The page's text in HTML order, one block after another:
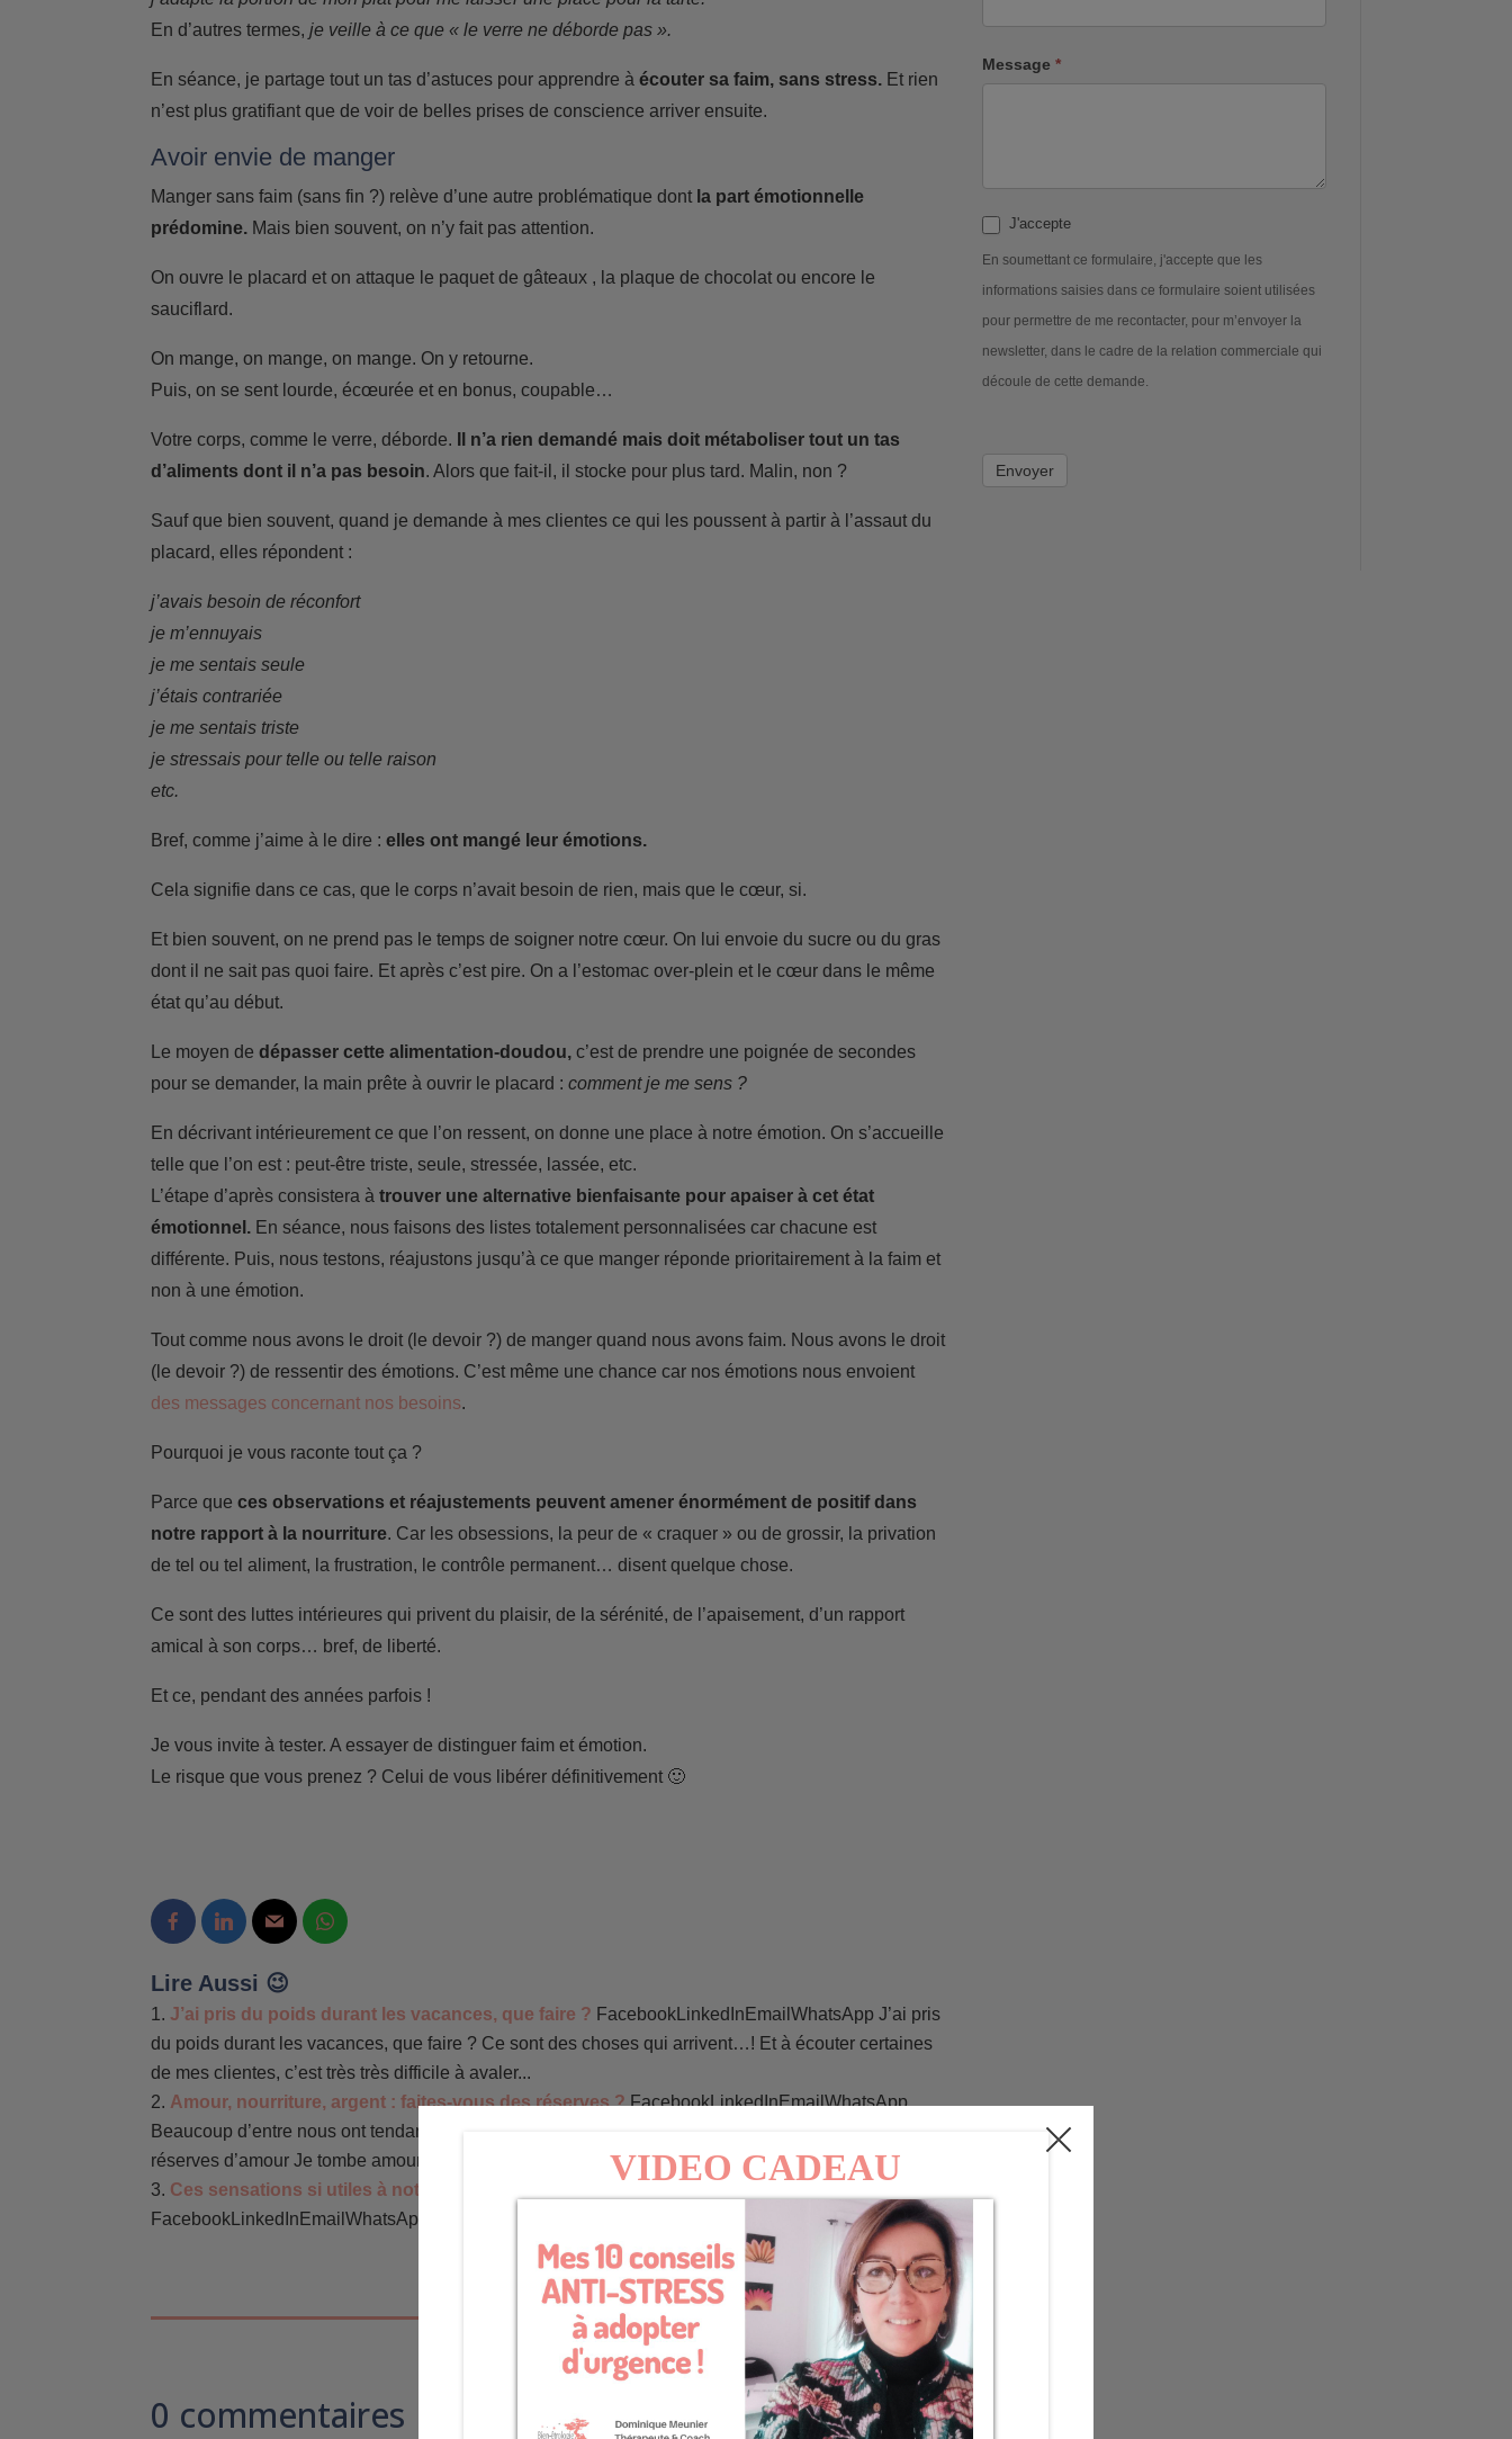
En d’autres termes,je veille à ce que « le verre ne déborde pas ».
En séance, je partage tout un tas d’astuces pour apprendre à écouter sa faim, sans stress. Et rien
n’est plus gratifiant que de voir de belles prises de conscience arriver ensuite.
Avoir envie de manger
Manger sans faim (sans fin ?) relève d’une autre problématique dont la part émotionnelle
prédomine. Mais bien souvent, on n’y fait pas attention.
On ouvre le placard et on attaque le paquet de gâteaux , la plaque de chocolat ou encore le
sauciflard.
On mange, on mange, on mange. On y retourne.
Puis, on se sent lourde, écœurée et en bonus, coupable…
Votre corps, comme le verre, déborde.
Il n’a rien demandé mais doit métaboliser tout un tas
d’aliments dont il n’a pas besoin. Alors que fait-il, il stocke pour plus tard. Malin, non ?
Sauf que bien souvent, quand je demande à mes clientes ce qui les poussent à partir à l’assaut du
placard, elles répondent :
j’avais besoin de réconfort
je m’ennuyais
je me sentais seule
j’étais contrariée
je me sentais triste
je stressais pour telle ou telle raison
etc.
Bref, comme j’aime à le dire :elles ont mangé leur émotions.
Cela signifie dans ce cas, que le corps n’avait besoin de rien, mais que le cœur, si.
Et bien souvent, on ne prend pas le temps de soigner notre cœur. On lui envoie du sucre ou du gras
dont il ne sait pas quoi faire. Et après c’est pire. On a l’estomac over-plein et le cœur dans le même
état qu’au début.
Le moyen dedépasser cette alimentation-doudou, c’est de prendre une poignée de secondes
pour se demander, la main prête à ouvrir le placard :comment je me sens ?
En décrivant intérieurement ce que l’on ressent, on donne une place à notre émotion. On s’accueille
telle que l’on est : peut-être triste, seule, stressée, lassée, etc.
L’étape d’après consistera àtrouver une alternative bienfaisante pour apaiser à cet état
émotionnel. En séance, nous faisons des listes totalement personnalisées car chacune est
différente. Puis, nous testons, réajustons jusqu’à ce que manger réponde prioritairement à la faim et
non à une émotion.
Tout comme nous avons le droit (le devoir ?) de manger quand nous avons faim. Nous avons le droit
(le devoir ?) de ressentir des émotions. C’est même une chance car nos émotions nous envoient
des messages concernant nos besoins.
Pourquoi je vous raconte tout ça ?
Parce queces observations et réajustements peuvent amener énormément de positif dans
notre rapport à la nourriture. Car les obsessions, la peur de « craquer » ou de grossir, la privation
de tel ou tel aliment, la frustration, le contrôle permanent… disent quelque chose.
Ce sont des luttes intérieures qui privent du plaisir, de la sérénité, de l’apaisement, d’un rapport
amical à son corps… bref, de liberté.
Et ce, pendant des années parfois !
Je vous invite à tester. A essayer de distinguer faim et émotion.
Le risque que vous prenez ? Celui de vous libérer définitivement 🙂
Lire Aussi 😉
J’ai pris du poids durant les vacances, que faire ? FacebookLinkedInEmailWhatsApp J’ai pris
du poids durant les vacances, que faire ? Ce sont des choses qui arrivent…! Et à écouter certaines
de mes clientes, c’est très très difficile à avaler...
Amour, nourriture, argent : faites-vous des réserves ? FacebookLinkedInEmailWhatsApp
Beaucoup d’entre nous ont tendance à jouer les écureuils ! A savoir : à faire des réserves. Des
réserves d’amour Je tombe amoureuse/x de tout ce qui passe plutôt...
Ces sensations si utiles à notre équilibre…
FacebookLinkedInEmailWhatsApp...
0 commentaires
Message *
J'accepte
En soumettant ce formulaire, j'accepte que les
informations saisies dans ce formulaire soient utilisées
pour permettre de me recontacter, pour m’envoyer la
newsletter, dans le cadre de la relation commerciale qui
découle de cette demande.
Envoyer